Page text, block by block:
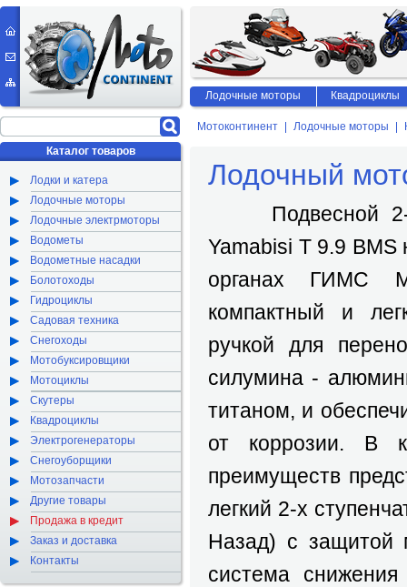
Мотоконтинент Лодочные моторы
Лодочный
Подвесной 2-
Yamabisi T 9.9 BMS
органах ГИМС
компактный и
ручкой для
силумина -
титаном, и
от коррозии. В
преимуществ
легкий 2-х
Назад) с защитой
система
Каталог товаров
Лодки и катера
Лодочные моторы
Лодочные электрмоторы
Водометы
Водометные насадки
Болотоходы
Гидроциклы
Садовая техника
Снегоходы
Мотобуксировщики
Мотоциклы
Скутеры
Квадроциклы
Электрогенераторы
Снегоуборщики
Мотозапчасти
Другие товары
Продажа в кредит
Заказ и доставка
Контакты
Лодочные моторы Квадроциклы